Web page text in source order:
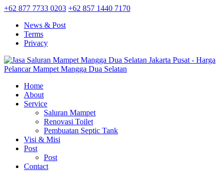
+62 877 7733 0203 +62 857 1440 7170
News & Post
Terms
Privacy
Home
About
Service
Saluran Mampet
Renovasi Toilet
Pembuatan Septic Tank
Visi & Misi
Post
Post
Contact